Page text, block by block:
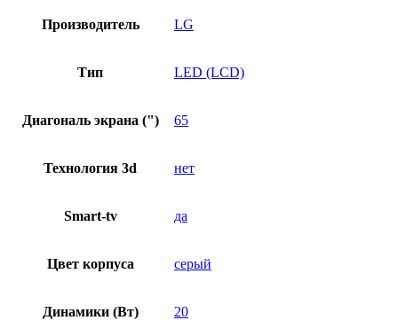
Производитель LG
Тип LED (LCD)
Диагональ экрана (") 65
Технология 3d нет
Smart-tv да
Цвет корпуса серый
Динамики (Вт) 20